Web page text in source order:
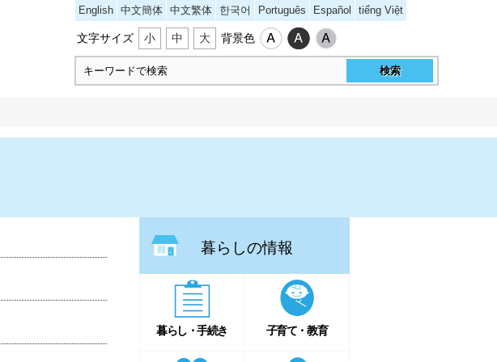
English 中文簡体 中文繁体 한국어 Português Español tiếng Việt
文字サイズ 小 中 大 背景色
暮らしの情報
暮らし・手続き 子育て・教育